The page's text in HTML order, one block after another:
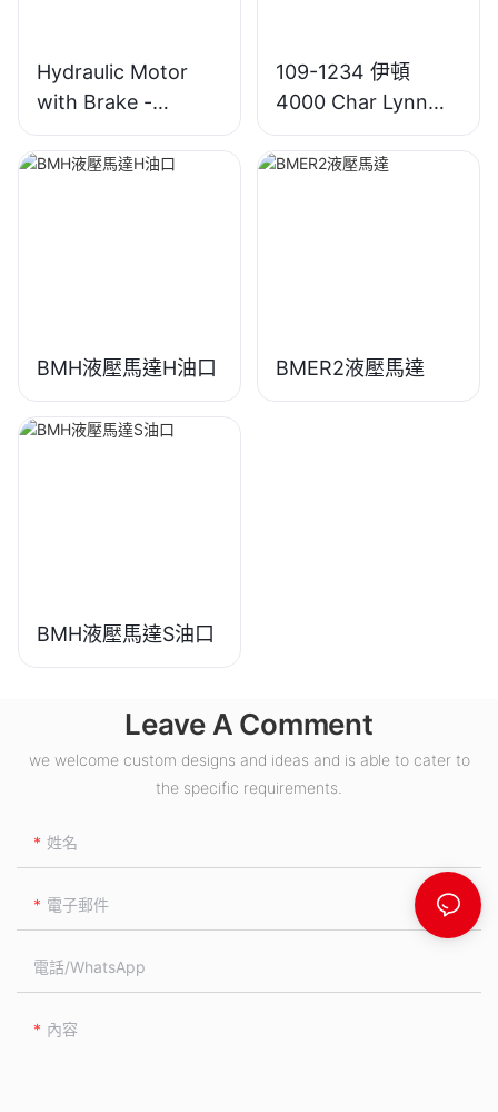
Hydraulic Motor
with Brake -
OMT/BMT Series
109-1234 伊頓
4000 Char Lynn
4K-310 液壓馬達
BMH液壓馬達H油口 BMER2液壓馬達
BMH液壓馬達S油口
Leave A Comment
we welcome custom designs and ideas and is able to cater to
the specific requirements.
姓名
電子郵件
電話/WhatsApp
內容